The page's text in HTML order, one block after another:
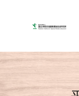
シ
ン
へ